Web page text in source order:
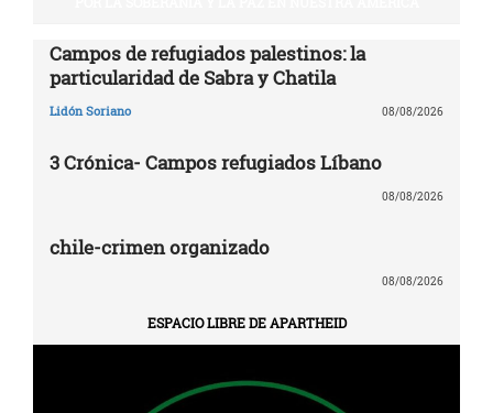
Campos de refugiados palestinos: la
particularidad de Sabra y Chatila
Lidón Soriano 08/08/2026
3 Crónica- Campos refugiados Líbano
08/08/2026
chile-crimen organizado
08/08/2026
ESPACIO LIBRE DE APARTHEID